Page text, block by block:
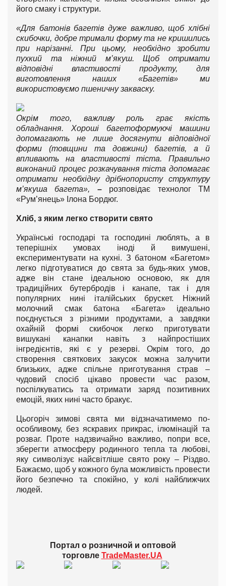
його смаку і структури.
«Для батонів багетів дуже важливо, щоб хлібні
скибочки, добре тримали форму та не кришились
при нарізанні. При цьому, необхідно зробити
пухкий та ніжний м’якуш. Щоб отримати
відповідні властивості продукту, для
виготовлення наших «Багетів» ми
використовуємо пшеничну закваску.
Окрім того, важливу роль грає якість
обладнання. Хороші багетоформуючі машини
допомагають не лише досягнути відповідної
форми (товщини та довжини) багетів, а й
впливають на властивості тіста. Правильно
виконаний процес розкачування тіста допомагає
отримати необхідну дрібнопористу структуру
м’якуша багета»,
–розповідає технолог ТМ
«Рум’янець» Ілона Бордюг.
Хліб, з яким легко створити свято
Українські господарі та господині люблять, а в
теперішніх умовах іноді й вимушені,
експериментувати на кухні. З батоном «Багетом»
легко підготуватися до свята за будь-яких умов,
адже він стане ідеальною основою, як для
традиційних бутербродів і канапе, так і для
популярних нині італійських брускет. Ніжний
молочний смак батона «Багета» ідеально
поєднується з різними продуктами, а завдяки
охайній формі скибочок легко приготувати
вишукані канапки навіть з найпростіших
інгредієнтів, які є у резерві. Окрім того, до
створення святкових закусок можна залучити
близьких, адже спільне приготування страв –
чудовий спосіб цікаво провести час разом,
поспілкуватись та отримати заряд позитивних
емоцій, яких нині часто бракує.
Цьогоріч зимові свята ми відзначатимемо по-
особливому, без яскравих прикрас, ілюмінацій та
розваг. Проте надзвичайно важливо, попри все,
зберегти атмосферу родинного тепла та любові,
яку символізує найсвітліше свято року – Різдво.
Бажаємо, щоб у кожного була можливість провести
його безпечно та спокійно, у колі найближчих
людей.
Портал о розничной и оптовой
торговле TradeMaster.UA